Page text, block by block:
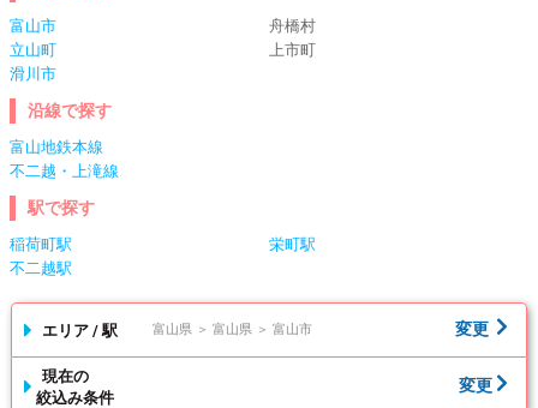
富山市
舟橋村
立山町
上市町
滑川市
沿線で探す
富山地鉄本線
不二越・上滝線
駅で探す
稲荷町駅
栄町駅
不二越駅
エリア / 駅 富山県 ＞ 富山県 ＞ 富山市 変更
現在の
絞込み条件
変更